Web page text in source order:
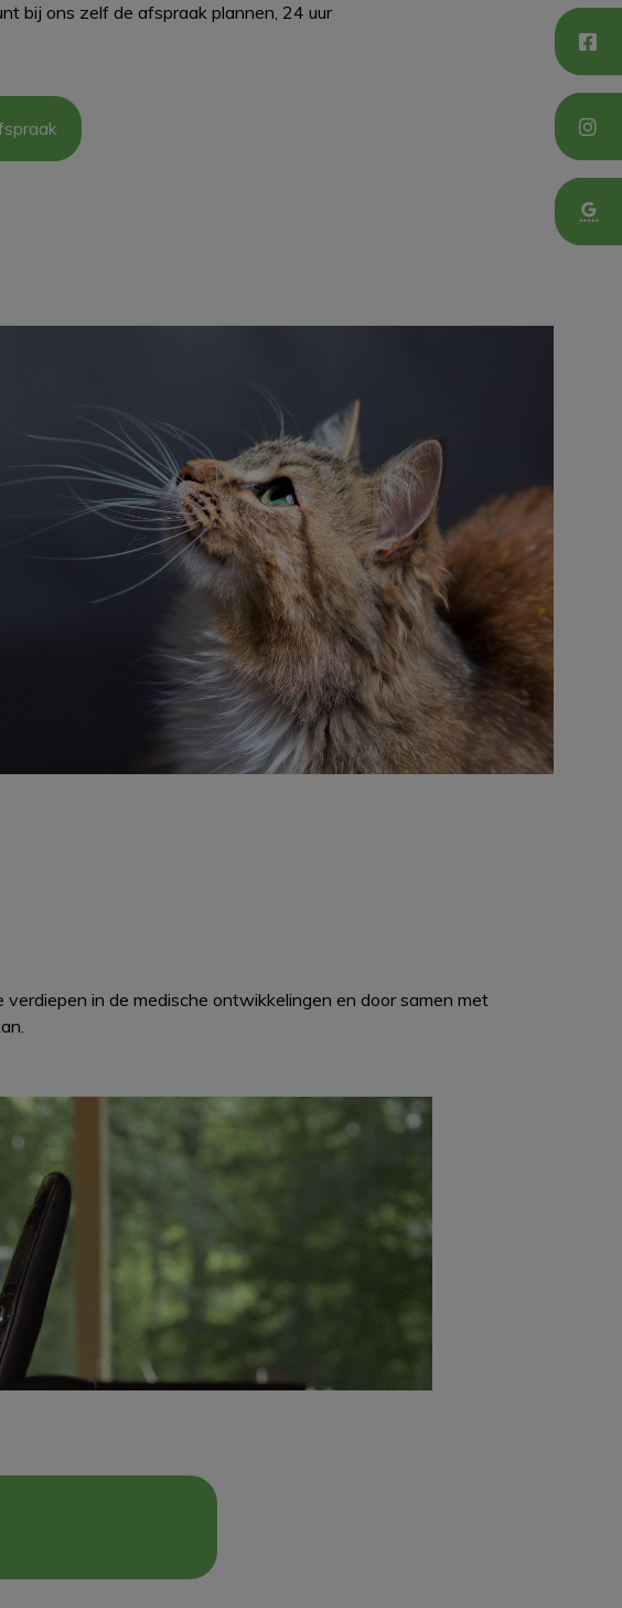
bij ons zelf de afspraak plannen, 24 uur
in de medische ontwikkelingen en door samen met